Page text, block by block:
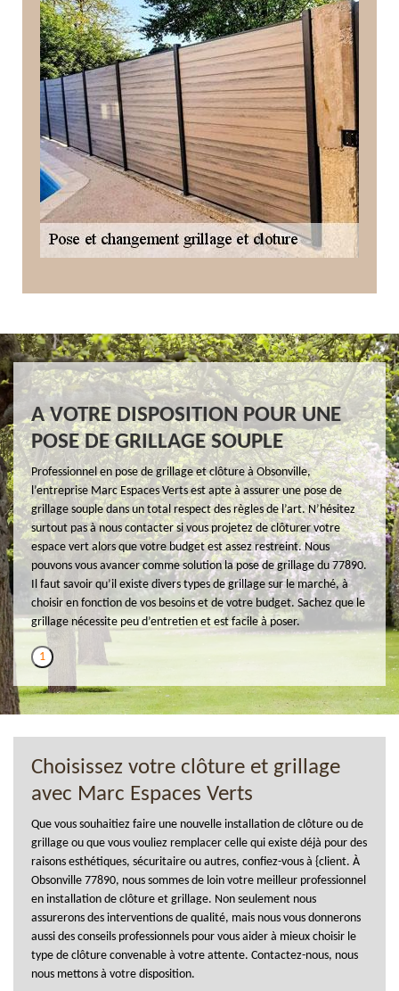
A VOTRE DISPOSITION POUR UNE
POSE DE GRILLAGE SOUPLE
Professionnel en pose de grillage et clôture à Obsonville,
l’entreprise Marc Espaces Verts est apte à assurer une pose de
grillage souple dans un total respect des règles de l’art. N’hésitez
surtout pas à nous contacter si vous projetez de clôturer votre
espace vert alors que votre budget est assez restreint. Nous
pouvons vous avancer comme solution la pose de grillage du 77890.
Il faut savoir qu’il existe divers types de grillage sur le marché, à
choisir en fonction de vos besoins et de votre budget. Sachez que le
grillage nécessite peu d’entretien et est facile à poser.
1
Choisissez votre clôture et grillage
avec Marc Espaces Verts
Que vous souhaitiez faire une nouvelle installation de clôture ou de
grillage ou que vous vouliez remplacer celle qui existe déjà pour des
raisons esthétiques, sécuritaire ou autres, confiez-vous à {client. À
Obsonville 77890, nous sommes de loin votre meilleur professionnel
en installation de clôture et grillage. Non seulement nous
assurerons des interventions de qualité, mais nous vous donnerons
aussi des conseils professionnels pour vous aider à mieux choisir le
type de clôture convenable à votre attente. Contactez-nous, nous
nous mettons à votre disposition.